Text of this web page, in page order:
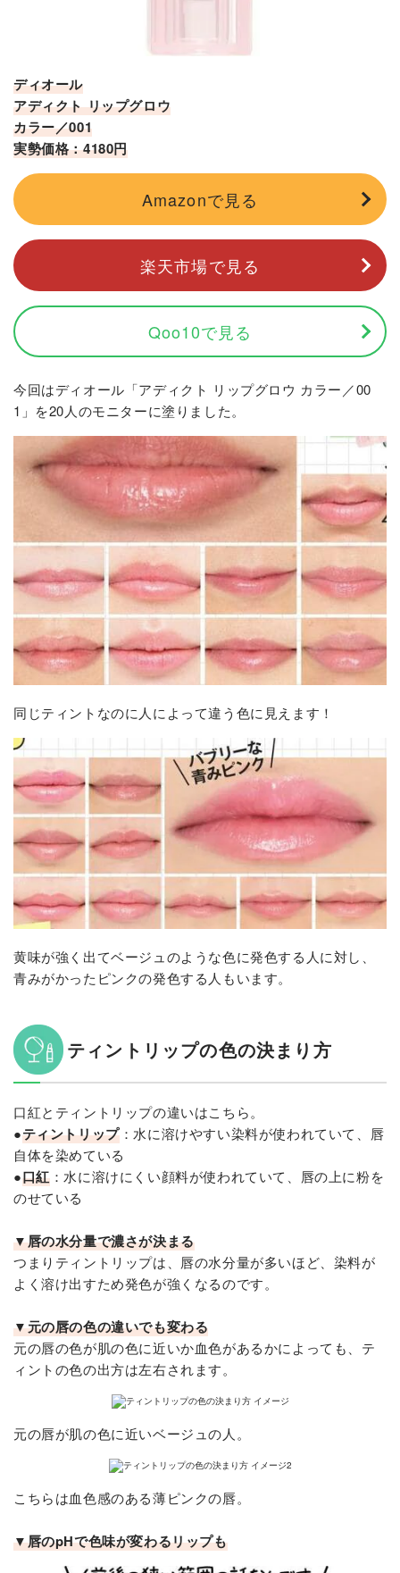
ディオール
アディクト リップグロウ
カラー／001
実勢価格：4180円
Amazonで見る
楽天市場で見る
Qoo10で見る
今回はディオール「アディクト リップグロウ カラー／00
1」を20人のモニターに塗りました。
同じティントなのに人によって違う色に見えます！
黄味が強く出てベージュのような色に発色する人に対し、
青みがかったピンクの発色する人もいます。
ティントリップの色の決まり方
口紅とティントリップの違いはこちら。
●ティントリップ：水に溶けやすい染料が使われていて、唇
自体を染めている
●口紅：水に溶けにくい顔料が使われていて、唇の上に粉を
のせている
▼唇の水分量で濃さが決まる
つまりティントリップは、唇の水分量が多いほど、染料が
よく溶け出すため発色が強くなるのです。
▼元の唇の色の違いでも変わる
元の唇の色が肌の色に近いか血色があるかによっても、テ
ィントの色の出方は左右されます。
元の唇が肌の色に近いベージュの人。
こちらは血色感のある薄ピンクの唇。
▼唇のpHで色味が変わるリップも